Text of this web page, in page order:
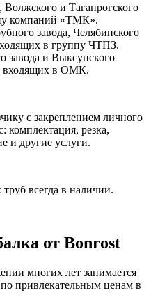
и Таганрогского
компаний «ТМК».
завода, Челябинского
в группу ЧТПЗ.
завода и Выксунского
входящих в ОМК.
с закреплением личного
комплектация, резка,
и другие услуги.
всегда в наличии.
от Bonrost
многих лет занимается
привлекательным ценам в